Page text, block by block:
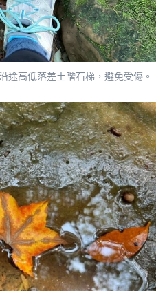
途高低落差土階石梯，避免受傷。